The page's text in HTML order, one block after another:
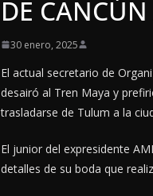
DE
30 enero, 2025
El actual secretario de
desairó al Tren Maya y
trasladarse de Tulum a la
El junior del expresidente
detalles de su boda que